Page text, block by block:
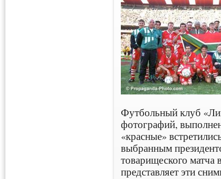
Футбольный клуб
фотографий,
«красные»
выбранным
товарищеского матча
представляет эти